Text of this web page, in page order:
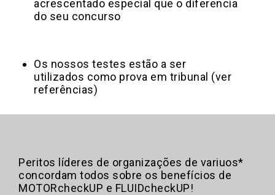
acrescentado especial que o diferencia
do seu concurso
Os nossos testes estão a ser
utilizados como prova em tribunal (ver
referências)
Peritos líderes de organizações de variuos*
concordam todos sobre os benefícios de
MOTORcheckUP e FLUIDcheckUP!